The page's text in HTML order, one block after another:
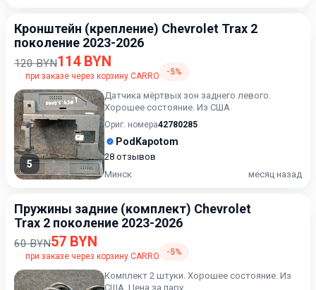
Кронштейн (крепление) Chevrolet Trax 2
поколение 2023-2026
120 BYN114 BYN
при заказе через корзину CARRO -5%
5
Датчика мёртвых зон заднего левого.
Хорошее состояние. Из США
Ориг. номера42780285
PodKapotom
28 отзывов
Минск
месяц назад
Пружины задние (комплект) Chevrolet
Trax 2 поколение 2023-2026
60 BYN57 BYN
при заказе через корзину CARRO -5%
Комплект 2 штуки. Хорошее состояние. Из
США. Цена за пару